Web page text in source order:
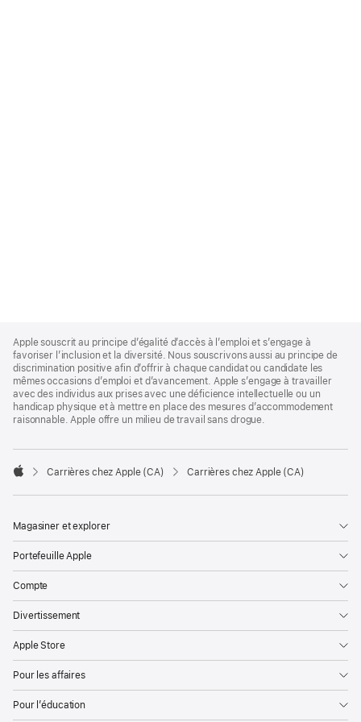
Footer
Apple souscrit au principe d’égalité d’accès à l’emploi et s’engage à
favoriser l’inclusion et la diversité. Nous souscrivons aussi au principe de
discrimination positive afin d’offrir à chaque candidat ou candidate les
mêmes occasions d’emploi et d’avancement. Apple s’engage à travailler
avec des individus aux prises avec une déficience intellectuelle ou un
handicap physique et à mettre en place des mesures d’accommodement
raisonnable. Apple offre un milieu de travail sans drogue.

Carrières chez Apple (CA) Carrières chez Apple (CA)
Magasiner et explorer
Portefeuille Apple
Compte
Divertissement
Apple Store
Pour les affaires
Pour l’éducation